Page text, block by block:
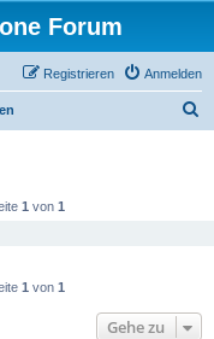
Forum
Anmelden
Registrieren
1 von 1
1 von 1
Gehe zu